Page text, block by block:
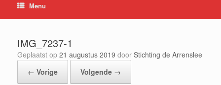
Menu
IMG_7237-1
Geplaatst op 21 augustus 2019 door Stichting de Arrenslee
← Vorige
Volgende →